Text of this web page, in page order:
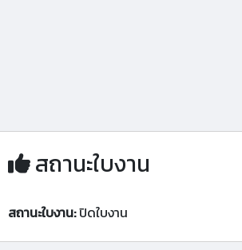
สถานะใบงาน
สถานะใบงาน:ปิดใบงาน